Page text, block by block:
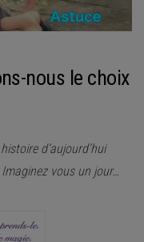
nous le choix
d’aujourd’hui
vous un jour…